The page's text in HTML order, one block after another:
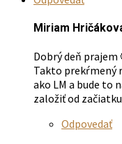
Miriam
Dobrý deň prajem
Takto prekŕmený
ako LM a bude to
založiť od
Odpovedať